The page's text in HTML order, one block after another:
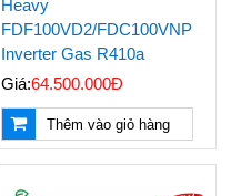
Heavy
FDF100VD2/FDC100VNP
Inverter Gas R410a
Giá:64.500.000Đ
Thêm vào giỏ hàng